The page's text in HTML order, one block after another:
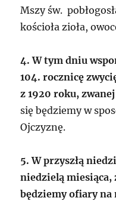
Mszy św.
kościoła zioła,
4. W tym dniu
104. rocznicę
z 1920 roku,
się będziemy w
Ojczyznę.
5. W przyszłą
niedzielą miesiąca,
będziemy ofiary na